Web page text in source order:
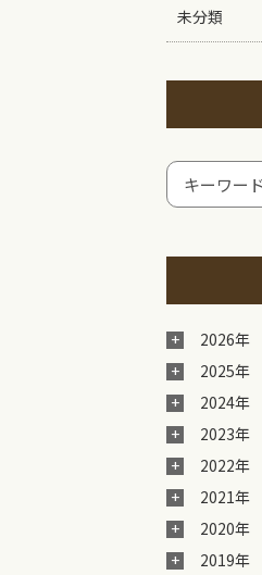
未分類
2026年
2025年
2024年
2023年
2022年
2021年
2020年
2019年